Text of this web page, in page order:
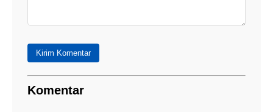
Kirim Komentar
Komentar